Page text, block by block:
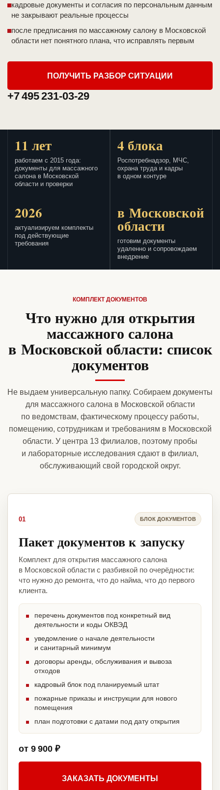
кадровые документы и согласия по персональным данным
не закрывают реальные процессы
после предписания по массажному салону в Московской
области нет понятного плана, что исправлять первым
ПОЛУЧИТЬ РАЗБОР СИТУАЦИИ
+7 495 231-03-29
11 лет
работаем с 2015 года:
документы для массажного
салона в Московской
области и проверки
4 блока
Роспотребнадзор, МЧС,
охрана труда и кадры
в одном контуре
2026
актуализируем комплекты
под действующие
требования
в Московской
области
готовим документы
удаленно и сопровождаем
внедрение
КОМПЛЕКТ ДОКУМЕНТОВ
Что нужно для открытия
массажного салона
в Московской области: список
документов
Не выдаем универсальную папку. Собираем документы
для массажного салона в Московской области
по ведомствам, фактическому процессу работы,
помещению, сотрудникам и требованиям в Московской
области. У центра 13 филиалов, поэтому пробы
и лабораторные исследования сдают в филиал,
обслуживающий свой городской округ.
01 БЛОК ДОКУМЕНТОВ
Пакет документов к запуску
Комплект для открытия массажного салона
в Московской области с разбивкой по очерёдности:
что нужно до ремонта, что до найма, что до первого
клиента.
перечень документов под конкретный вид
деятельности и коды ОКВЭД
уведомление о начале деятельности
и санитарный минимум
договоры аренды, обслуживания и вывоза
отходов
кадровый блок под планируемый штат
пожарные приказы и инструкции для нового
помещения
план подготовки с датами под дату открытия
от 9 900 ₽
ЗАКАЗАТЬ ДОКУМЕНТЫ